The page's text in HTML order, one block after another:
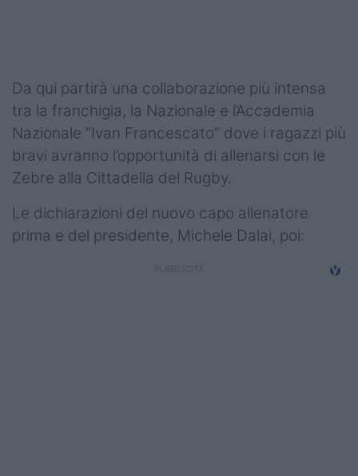
Da qui partirà una collaborazione più intensa
tra la franchigia, la Nazionale e l’Accademia
Nazionale “Ivan Francescato” dove i ragazzi più
bravi avranno l’opportunità di allenarsi con le
Zebre alla Cittadella del Rugby.
Le dichiarazioni del nuovo capo allenatore
prima e del presidente, Michele Dalai, poi: